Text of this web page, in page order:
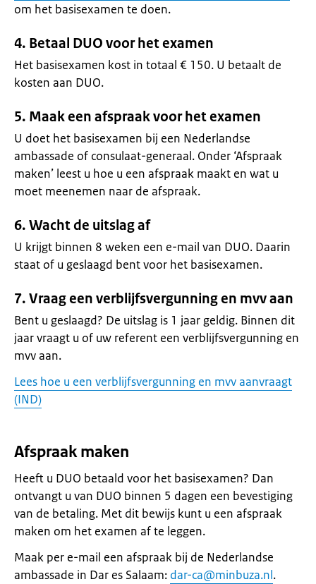
om het basisexamen te doen.
4. Betaal DUO voor het examen
Het basisexamen kost in totaal € 150. U betaalt de
kosten aan DUO.
5. Maak een afspraak voor het examen
U doet het basisexamen bij een Nederlandse
ambassade of consulaat-generaal. Onder ‘Afspraak
maken’ leest u hoe u een afspraak maakt en wat u
moet meenemen naar de afspraak.
6. Wacht de uitslag af
U krijgt binnen 8 weken een e-mail van DUO. Daarin
staat of u geslaagd bent voor het basisexamen.
7. Vraag een verblijfsvergunning en mvv aan
Bent u geslaagd? De uitslag is 1 jaar geldig. Binnen dit
jaar vraagt u of uw referent een verblijfsvergunning en
mvv aan.
Lees hoe u een verblijfsvergunning en mvv aanvraagt
(IND)
Afspraak maken
Heeft u DUO betaald voor het basisexamen? Dan
ontvangt u van DUO binnen 5 dagen een bevestiging
van de betaling. Met dit bewijs kunt u een afspraak
maken om het examen af te leggen.
Maak per e-mail een afspraak bij de Nederlandse
ambassade in Dar es Salaam: dar-ca@minbuza.nl.